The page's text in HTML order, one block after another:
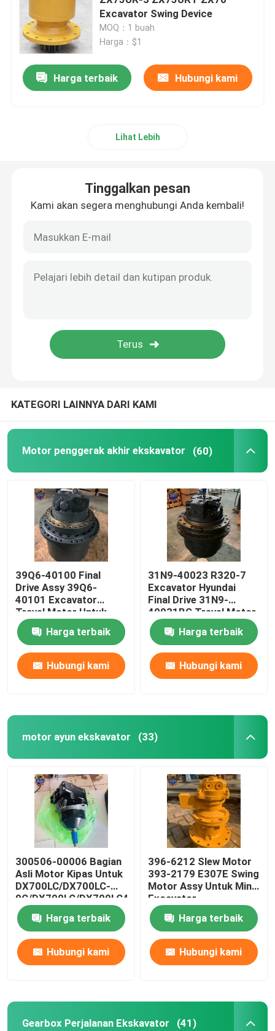
Gearbox Perjalanan Ekskavator
Peredam Ayunan Excavator
Suku Cadang Listrik Ekskavator
Bagian Kabin Ekskavator
Excavator Swing Device
MOQ：1 buah
Harga：$1
Harga terbaik Hubungi kami
Lihat Lebih
Tinggalkan pesan
Kami akan segera menghubungi Anda kembali!
KATEGORI LAINNYA DARI KAMI
Motor penggerak akhir ekskavator (60)
39Q6-40100 Final
Drive Assy 39Q6-
40101 Excavator
Travel Motor Untuk
R210-9 R250-9
Harga terbaik
Hubungi kami
31N9-40023 R320-7
Excavator Hyundai
Final Drive 31N9-
40031BG Travel Motor
Harga terbaik
Hubungi kami
motor ayun ekskavator (33)
300506-00006 Bagian
Asli Motor Kipas Untuk
DX700LC/DX700LC-
9C/DX700LC/DX700LCA
Harga terbaik
Hubungi kami
396-6212 Slew Motor
393-2179 E307E Swing
Motor Assy Untuk Mini
Excavator
Harga terbaik
Hubungi kami
Gearbox Perjalanan Ekskavator (41)